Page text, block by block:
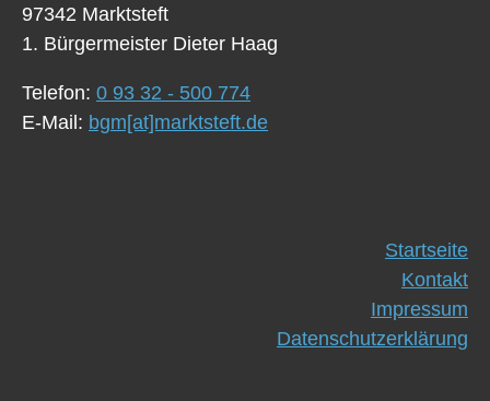
97342 Marktsteft
1. Bürgermeister Dieter Haag
Telefon: 0 93 32 - 500 774
E-Mail: bgm[at]marktsteft.de
Startseite
Kontakt
Impressum
Datenschutzerklärung